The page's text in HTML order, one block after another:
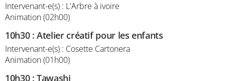
Intervenant-e(s) : L'Arbre à ivoire
Animation (02h00)
10h30:Atelier créatif pour les enfants
Intervenant-e(s) : Cosette Cartonera
Animation (01h00)
10h30:Tawashi